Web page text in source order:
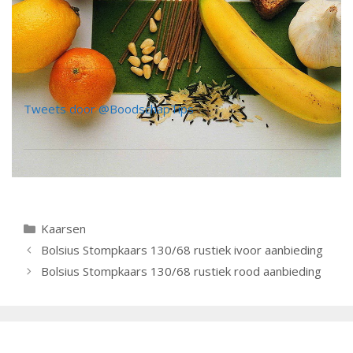
Tweets door @BoodschapTips
Categorieën
Kaarsen
Berichtnavigatie
Bolsius Stompkaars 130/68 rustiek ivoor aanbieding
Bolsius Stompkaars 130/68 rustiek rood aanbieding